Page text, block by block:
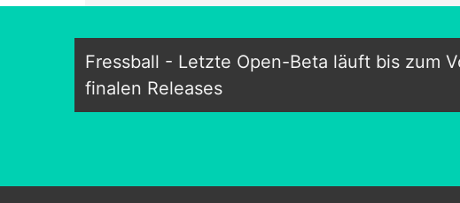
Fressball - Letzte Open-Beta läuft bis zum
finalen Releases